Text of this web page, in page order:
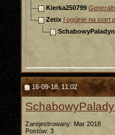
Kierka250799
Zetix I ogólnie na start
SchabowyPaladyn
16-09-18, 11:02
Zarejestrowany: Mar 2018
Postów: 3